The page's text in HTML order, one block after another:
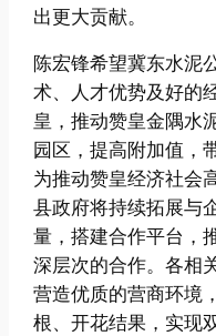
出更大贡献。
陈宏锋希望冀东水泥
术、人才优势及好的
皇，推动赞皇金隅水
园区，提高附加值，
为推动赞皇经济社会
县政府将持续拓展与
量，搭建合作平台，
深层次的合作。各相
营造优质的营商环境
根、开花结果，实现